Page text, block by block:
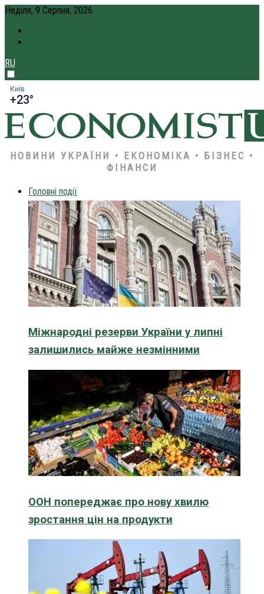
Неділя, 9 Серпня, 2026
RU
Київ
+23°
НОВИНИ УКРАЇНИ • ЕКОНОМІКА • БІЗНЕС •
ФІНАНСИ
Головні події
Міжнародні резерви України у липні
залишились майже незмінними
ООН попереджає про нову хвилю
зростання цін на продукти